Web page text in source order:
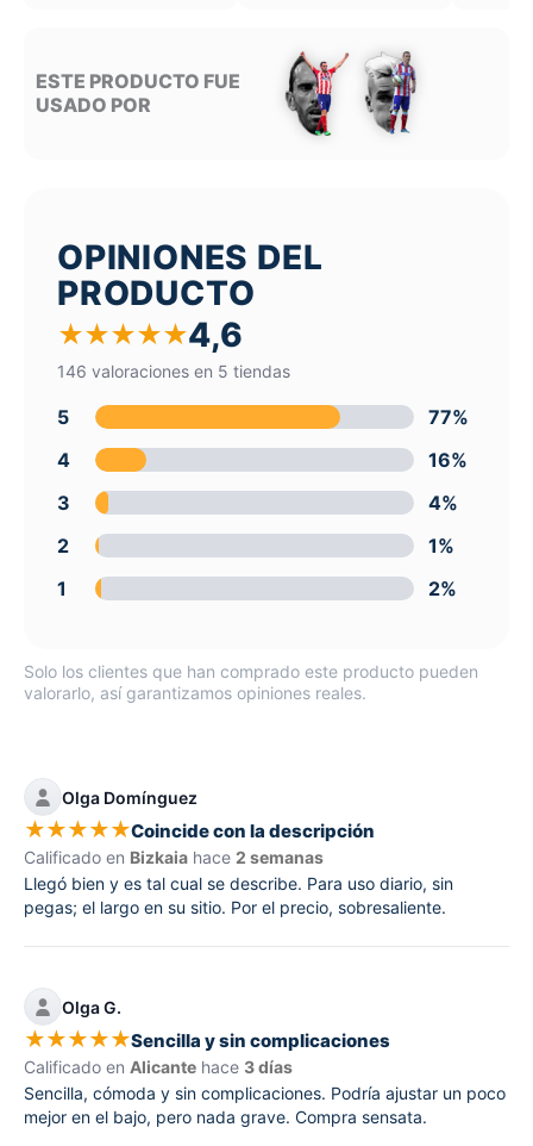
ESTE PRODUCTO FUE
USADO POR
OPINIONES DEL
PRODUCTO
★★★★★4,6
146 valoraciones en 5 tiendas
5
77%
4
16%
3
4%
2
1%
1
2%
Solo los clientes que han comprado este producto pueden
valorarlo, así garantizamos opiniones reales.
Olga Domínguez
★★★★★Coincide con la descripción
Calificado en Bizkaia hace 2 semanas
Llegó bien y es tal cual se describe. Para uso diario, sin
pegas; el largo en su sitio. Por el precio, sobresaliente.
Olga G.
★★★★★Sencilla y sin complicaciones
Calificado en Alicante hace 3 días
Sencilla, cómoda y sin complicaciones. Podría ajustar un poco
mejor en el bajo, pero nada grave. Compra sensata.